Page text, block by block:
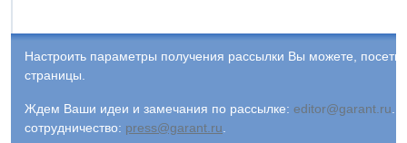
Настроить параметры получения рассылки Вы можете,
страницы.
Ждем Ваши идеи и замечания по рассылке: editor@garant.ru
сотрудничество: press@garant.ru